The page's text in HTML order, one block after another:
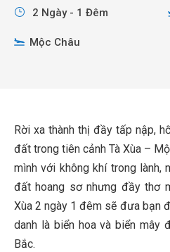
2 Ngày - 1 Đêm
Mộc Châu
Rời xa thành thị đầy tấp nập,
đất trong tiên cảnh Tà Xùa –
mình với không khí trong lành,
đất hoang sơ nhưng đầy thơ
Xùa 2 ngày 1 đêm sẽ đưa bạn
danh là biển hoa và biển mây
Bắc.